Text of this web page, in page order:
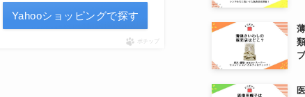
Yahooショッピングで探す
ポチップ